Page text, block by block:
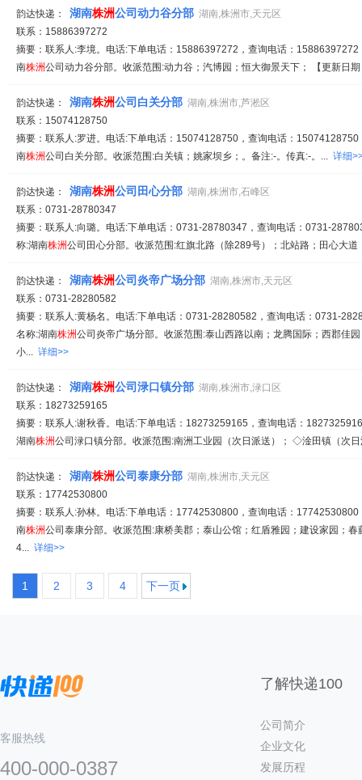
韵达快递： 湖南株洲公司动力谷分部 湖南,株洲市,天元区
联系：15886397272
摘要：联系人:李境。电话:下单电话：15886397272，查询电话：
南株洲公司动力谷分部。收派范围:动力谷；汽博园；恒大御景天下； 【更新日
韵达快递： 湖南株洲公司白关分部 湖南,株洲市,芦淞区
联系：15074128750
摘要：联系人:罗进。电话:下单电话：15074128750，查询电话：
南株洲公司白关分部。收派范围:白关镇；姚家坝乡；。备注:-。传真:-。... 详细
韵达快递： 湖南株洲公司田心分部 湖南,株洲市,石峰区
联系：0731-28780347
摘要：联系人:向璐。电话:下单电话：0731-28780347，查询电话：0731-
称:湖南株洲公司田心分部。收派范围:红旗北路（除289号）；北站路；田心大
韵达快递： 湖南株洲公司炎帝广场分部 湖南,株洲市,天元区
联系：0731-28280582
摘要：联系人:黄杨名。电话:下单电话：0731-28280582，查询电话：0731-
名称:湖南株洲公司炎帝广场分部。收派范围:泰山西路以南；龙腾国际；西郡佳
小... 详细>>
韵达快递： 湖南株洲公司渌口镇分部 湖南,株洲市,渌口区
联系：18273259165
摘要：联系人:谢秋香。电话:下单电话：18273259165，查询电话：
湖南株洲公司渌口镇分部。收派范围:南洲工业园（次日派送）； ◇淦田镇（次
韵达快递： 湖南株洲公司泰康分部 湖南,株洲市,天元区
联系：17742530800
摘要：联系人:孙林。电话:下单电话：17742530800，查询电话：
南株洲公司泰康分部。收派范围:康桥美郡；泰山公馆；红盾雅园；建设家园；
4... 详细>>
1 2 3 4 下一页
客服热线
400-000-0387
了解快递100
公司简介
企业文化
发展历程